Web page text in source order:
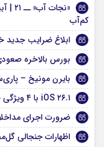
کم‌آب
ابلاغ ضرایب جدید
بورس بالاخره
بایرن مونیخ –
iOS ۲۶.۱ با ۴ ویژگی جدید در راه است
ضرورت اجرای
اظهارات جنجالی